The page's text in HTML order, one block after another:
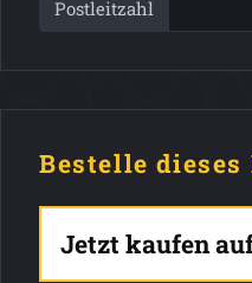
Postleitzahl
Bestelle
Jetzt kaufen